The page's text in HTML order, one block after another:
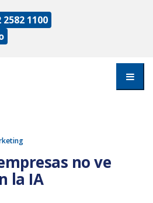
2582 1100
no ve
la IA